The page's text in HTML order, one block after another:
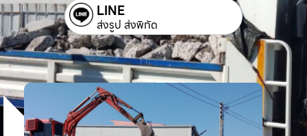
LINE
ส่งรูป ส่งพิกัด